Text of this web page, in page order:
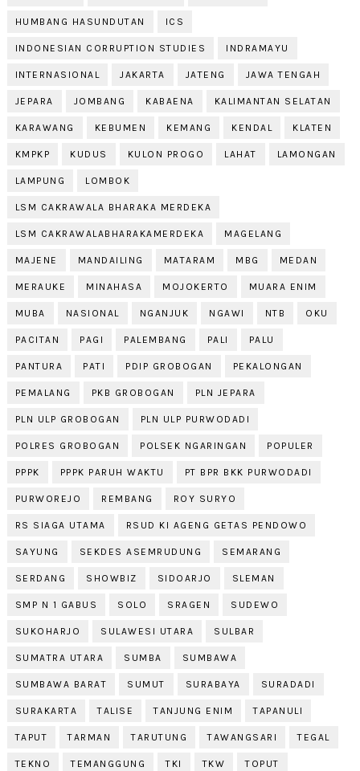
HUMBANG HASUNDUTAN ICS
INDONESIAN CORRUPTION STUDIES INDRAMAYU
INTERNASIONAL JAKARTA JATENG JAWA TENGAH
JEPARA JOMBANG KABAENA KALIMANTAN SELATAN
KARAWANG KEBUMEN KEMANG KENDAL KLATEN
KMPKP KUDUS KULON PROGO LAHAT LAMONGAN
LAMPUNG LOMBOK
LSM CAKRAWALA BHARAKA MERDEKA
LSM CAKRAWALABHARAKAMERDEKA MAGELANG
MAJENE MANDAILING MATARAM MBG MEDAN
MERAUKE MINAHASA MOJOKERTO MUARA ENIM
MUBA NASIONAL NGANJUK NGAWI NTB OKU
PACITAN PAGI PALEMBANG PALI PALU
PANTURA PATI PDIP GROBOGAN PEKALONGAN
PEMALANG PKB GROBOGAN PLN JEPARA
PLN ULP GROBOGAN PLN ULP PURWODADI
POLRES GROBOGAN POLSEK NGARINGAN POPULER
PPPK PPPK PARUH WAKTU PT BPR BKK PURWODADI
PURWOREJO REMBANG ROY SURYO
RS SIAGA UTAMA RSUD KI AGENG GETAS PENDOWO
SAYUNG SEKDES ASEMRUDUNG SEMARANG
SERDANG SHOWBIZ SIDOARJO SLEMAN
SMP N 1 GABUS SOLO SRAGEN SUDEWO
SUKOHARJO SULAWESI UTARA SULBAR
SUMATRA UTARA SUMBA SUMBAWA
SUMBAWA BARAT SUMUT SURABAYA SURADADI
SURAKARTA TALISE TANJUNG ENIM TAPANULI
TAPUT TARMAN TARUTUNG TAWANGSARI TEGAL
TEKNO TEMANGGUNG TKI TKW TOPUT